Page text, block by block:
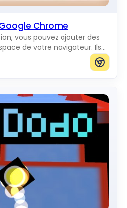
Chrome
vous pouvez ajouter des
de votre navigateur. Ils
déplaçant sur l'écran. Vous
de la taille que vous voulez.